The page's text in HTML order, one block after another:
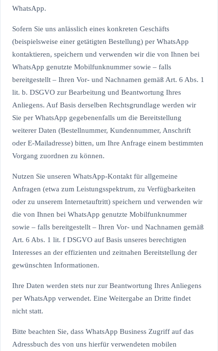
WhatsApp.
Sofern Sie uns anlässlich eines konkreten Geschäfts
(beispielsweise einer getätigten Bestellung) per WhatsApp
kontaktieren, speichern und verwenden wir die von Ihnen bei
WhatsApp genutzte Mobilfunknummer sowie – falls
bereitgestellt – Ihren Vor- und Nachnamen gemäß Art. 6 Abs. 1
lit. b. DSGVO zur Bearbeitung und Beantwortung Ihres
Anliegens. Auf Basis derselben Rechtsgrundlage werden wir
Sie per WhatsApp gegebenenfalls um die Bereitstellung
weiterer Daten (Bestellnummer, Kundennummer, Anschrift
oder E-Mailadresse) bitten, um Ihre Anfrage einem bestimmten
Vorgang zuordnen zu können.
Nutzen Sie unseren WhatsApp-Kontakt für allgemeine
Anfragen (etwa zum Leistungsspektrum, zu Verfügbarkeiten
oder zu unserem Internetauftritt) speichern und verwenden wir
die von Ihnen bei WhatsApp genutzte Mobilfunknummer
sowie – falls bereitgestellt – Ihren Vor- und Nachnamen gemäß
Art. 6 Abs. 1 lit. f DSGVO auf Basis unseres berechtigten
Interesses an der effizienten und zeitnahen Bereitstellung der
gewünschten Informationen.
Ihre Daten werden stets nur zur Beantwortung Ihres Anliegens
per WhatsApp verwendet. Eine Weitergabe an Dritte findet
nicht statt.
Bitte beachten Sie, dass WhatsApp Business Zugriff auf das
Adressbuch des von uns hierfür verwendeten mobilen